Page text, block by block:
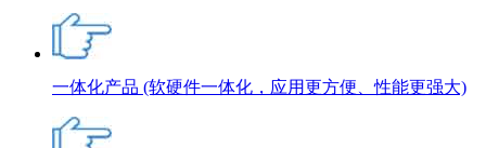
一体化产品 (软硬件一体化，应用更方便、性能更强大)